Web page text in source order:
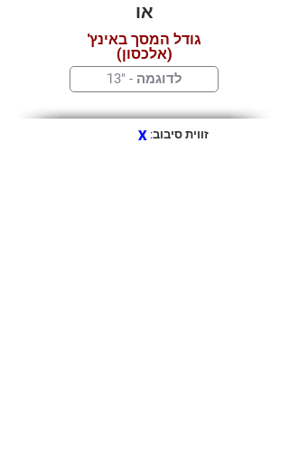
או
גודל המסך באינץ'
(אלכסון)
זווית סיבוב: X